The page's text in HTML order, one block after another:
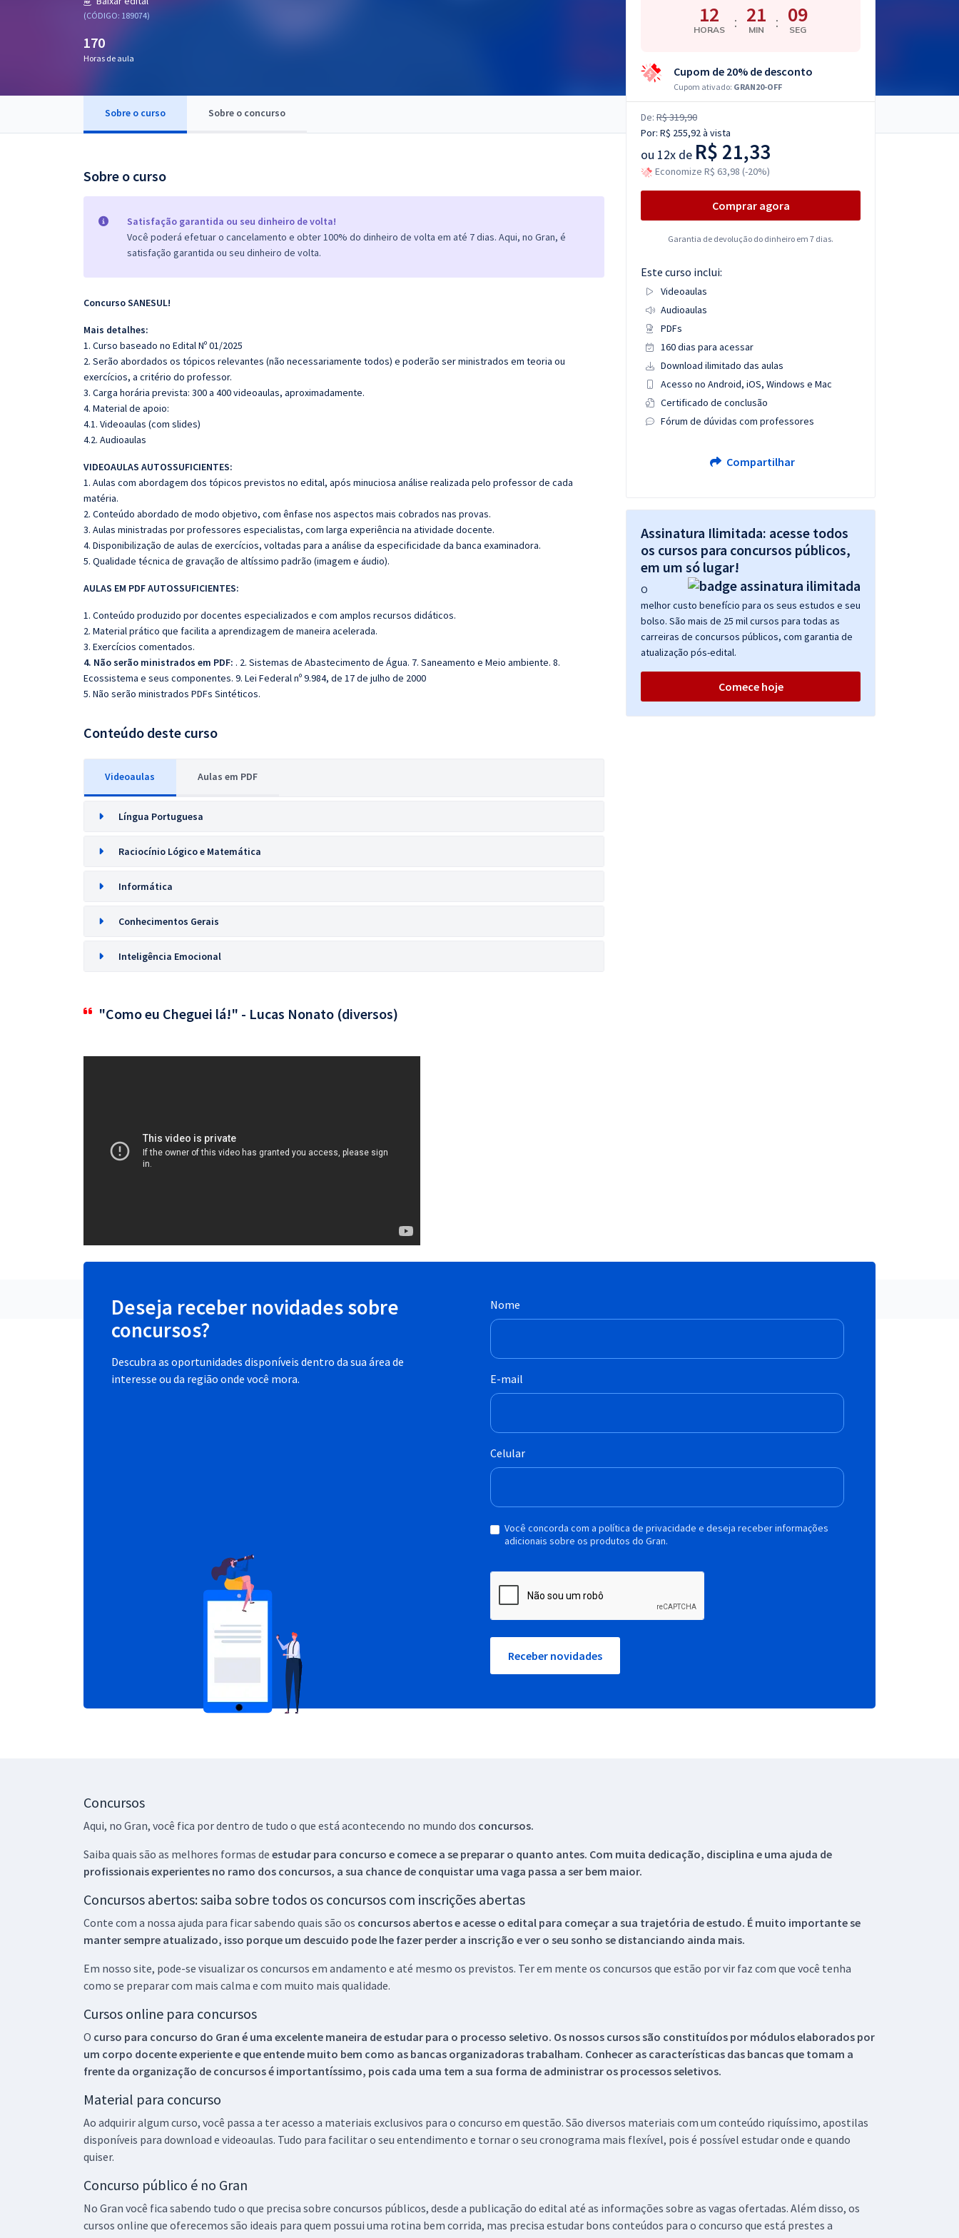
Conteúdo gratuito
(CÓDIGO: 189074)
170
Horas de aula
Sobre o curso Sobre o concurso
Sobre o curso
Satisfação garantida ou seu dinheiro de volta!
Você poderá efetuar o cancelamento e obter 100% do dinheiro de volta em até 7 dias. Aqui, no Gran, é
satisfação garantida ou seu dinheiro de volta.
Concurso SANESUL!
Mais detalhes:
1. Curso baseado no Edital Nº 01/2025
2. Serão abordados os tópicos relevantes (não necessariamente todos) e poderão ser ministrados em teoria ou
exercícios, a critério do professor.
3. Carga horária prevista: 300 a 400 videoaulas, aproximadamente.
4. Material de apoio:
4.1. Videoaulas (com slides)
4.2. Audioaulas
VIDEOAULAS AUTOSSUFICIENTES:
1. Aulas com abordagem dos tópicos previstos no edital, após minuciosa análise realizada pelo professor de cada
matéria.
2. Conteúdo abordado de modo objetivo, com ênfase nos aspectos mais cobrados nas provas.
3. Aulas ministradas por professores especialistas, com larga experiência na atividade docente.
4. Disponibilização de aulas de exercícios, voltadas para a análise da especificidade da banca examinadora.
5. Qualidade técnica de gravação de altíssimo padrão (imagem e áudio).
AULAS EM PDF AUTOSSUFICIENTES:
1. Conteúdo produzido por docentes especializados e com amplos recursos didáticos.
2. Material prático que facilita a aprendizagem de maneira acelerada.
3. Exercícios comentados.
4. Não serão ministrados em PDF: . 2. Sistemas de Abastecimento de Água. 7. Saneamento e Meio ambiente. 8.
Ecossistema e seus componentes. 9. Lei Federal nº 9.984, de 17 de julho de 2000
5. Não serão ministrados PDFs Sintéticos.
Conteúdo deste curso
Videoaulas Aulas em PDF
Língua Portuguesa
Raciocínio Lógico e Matemática
Informática
Conhecimentos Gerais
Inteligência Emocional
"Como eu Cheguei lá!" - Lucas Nonato (diversos)
12
HORAS : 21
MIN : 08
SEG
Cupom de 20% de desconto
Cupom ativado: GRAN20-OFF
De: R$ 319,90
Por: R$ 255,92à vista
ou 12x de R$ 21,33
Economize R$ 63,98 (-20%)
Comprar agora
Garantia de devolução do dinheiro em 7 dias.
Este curso inclui:
Videoaulas
Audioaulas
PDFs
160 dias para acessar
Download ilimitado das aulas
Acesso no Android, iOS, Windows e Mac
Certificado de conclusão
Fórum de dúvidas com professores
Compartilhar
Assinatura Ilimitada: acesse todos
os cursos para concursos públicos,
em um só lugar!
O
melhor custo benefício para os seus estudos e seu
bolso. São mais de 25 mil cursos para todas as
carreiras de concursos públicos, com garantia de
atualização pós-edital.
Comece hoje
Deseja receber novidades sobre
concursos?
Descubra as oportunidades disponíveis dentro da sua área de
interesse ou da região onde você mora.
Nome
E-mail
Celular
Você concorda com a política de privacidade e deseja receber informações
adicionais sobre os produtos do Gran.
Receber novidades
Concursos
Aqui, no Gran, você fica por dentro de tudo o que está acontecendo no mundo dos concursos.
Saiba quais são as melhores formas de estudar para concurso e comece a se preparar o quanto antes. Com muita dedicação, disciplina e uma ajuda de
profissionais experientes no ramo dos concursos, a sua chance de conquistar uma vaga passa a ser bem maior.
Concursos abertos: saiba sobre todos os concursos com inscrições abertas
Conte com a nossa ajuda para ficar sabendo quais são os concursos abertos e acesse o edital para começar a sua trajetória de estudo. É muito importante se
manter sempre atualizado, isso porque um descuido pode lhe fazer perder a inscrição e ver o seu sonho se distanciando ainda mais.
Em nosso site, pode-se visualizar os concursos em andamento e até mesmo os previstos. Ter em mente os concursos que estão por vir faz com que você tenha
como se preparar com mais calma e com muito mais qualidade.
Cursos online para concursos
O curso para concurso do Gran é uma excelente maneira de estudar para o processo seletivo. Os nossos cursos são constituídos por módulos elaborados por
um corpo docente experiente e que entende muito bem como as bancas organizadoras trabalham. Conhecer as características das bancas que tomam a
frente da organização de concursos é importantíssimo, pois cada uma tem a sua forma de administrar os processos seletivos.
Material para concurso
Ao adquirir algum curso, você passa a ter acesso a materiais exclusivos para o concurso em questão. São diversos materiais com um conteúdo riquíssimo, apostilas
disponíveis para download e videoaulas. Tudo para facilitar o seu entendimento e tornar o seu cronograma mais flexível, pois é possível estudar onde e quando
quiser.
Concurso público é no Gran
No Gran você fica sabendo tudo o que precisa sobre concursos públicos, desde a publicação do edital até as informações sobre as vagas ofertadas. Além disso, os
cursos online que oferecemos são ideais para quem possui uma rotina bem corrida, mas precisa estudar bons conteúdos para o concurso que está prestes a